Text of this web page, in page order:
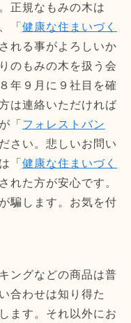
正規なもみの木は
「 健康な住まいづく
れる事がよろしいか
のもみの木を扱う会
年９月に９社目を確
は連絡いただければ
「 フォレストバン
さい。悲しいお問い
「 健康な住まいづく
れた方が安心です。
騙します。お気を付
ングなどの商品は普
合わせは知り得た
ます。それ以外にお